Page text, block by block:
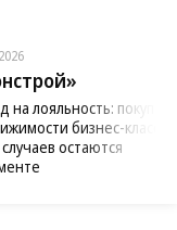
на лояльность:
бизнес-класса
остаются